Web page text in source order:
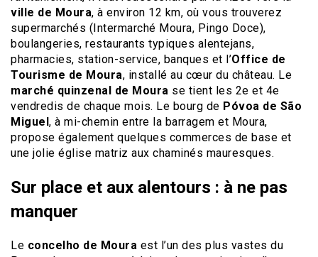
ville de Moura, à environ 12 km, où vous trouverez
supermarchés (Intermarché Moura, Pingo Doce),
boulangeries, restaurants typiques alentejans,
pharmacies, station-service, banques et l’Office de
Tourisme de Moura, installé au cœur du château. Le
marché quinzenal de Moura se tient les 2e et 4e
vendredis de chaque mois. Le bourg de Póvoa de São
Miguel, à mi-chemin entre la barragem et Moura,
propose également quelques commerces de base et
une jolie église matriz aux chaminés mauresques.
Sur place et aux alentours : à ne pas
manquer
Le concelho de Moura est l’un des plus vastes du